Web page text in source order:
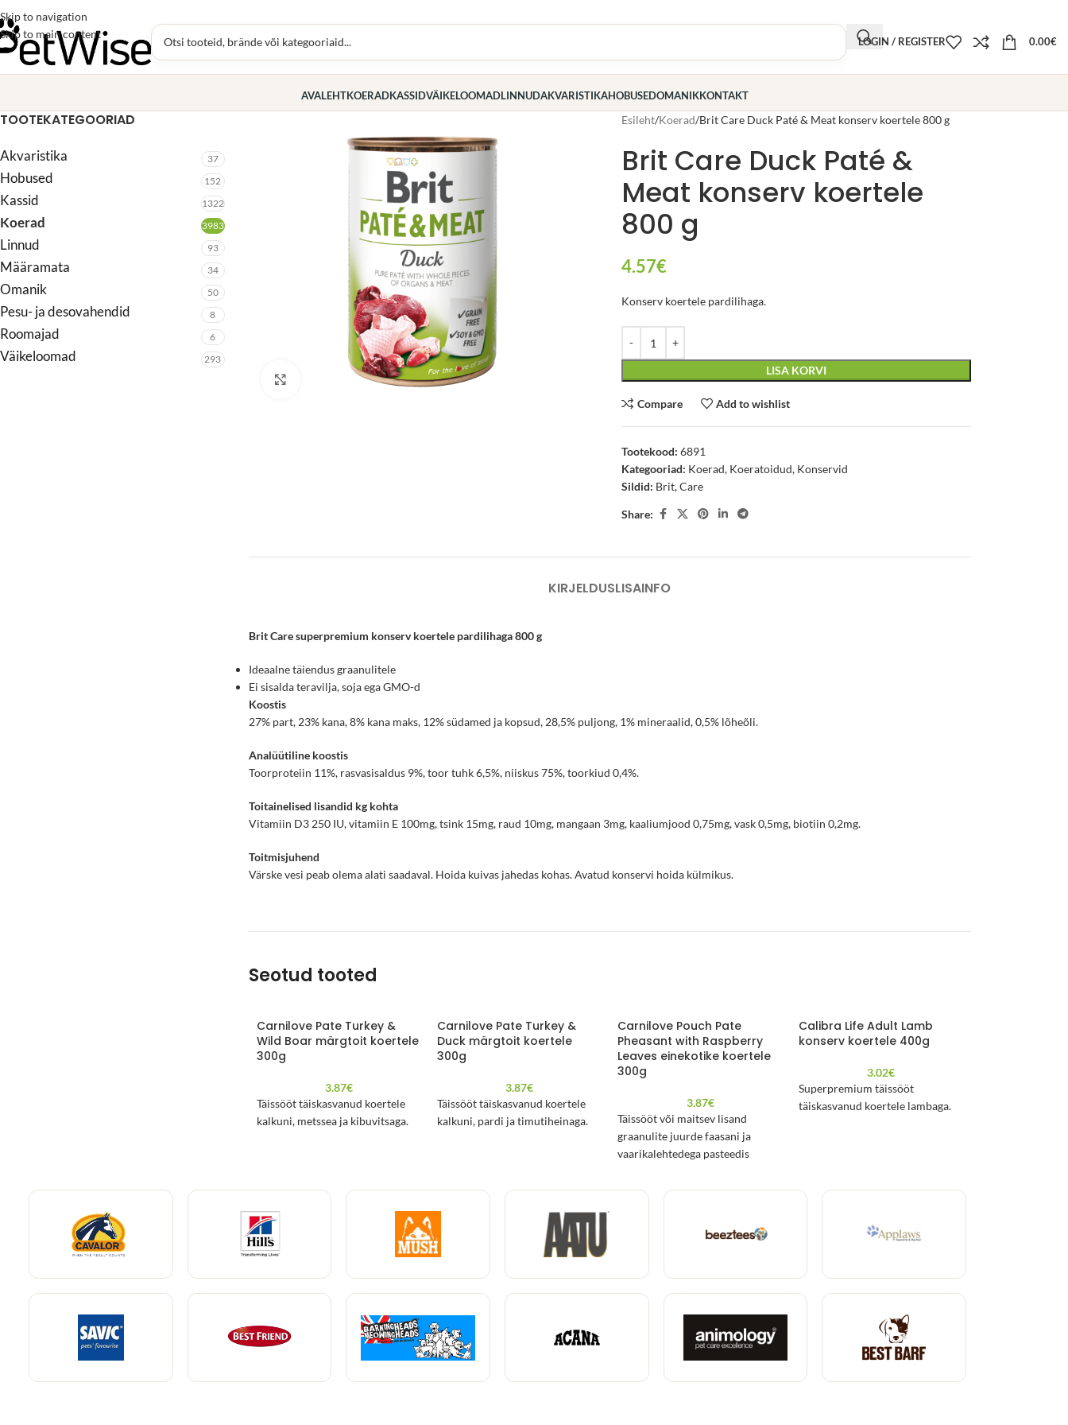
Skip to navigation
Skip to main content
LOGIN / REGISTER 0.00€
AVALEHTKOERADKASSIDVÄIKELOOMADLINNUDAKVARISTIKAHOBUSEDOMANIKKONTAKT
TOOTEKATEGOORIAD
Akvaristika 37
Hobused 152
Kassid 1322
Koerad 3983
Linnud 93
Määramata 34
Omanik 50
Pesu- ja desovahendid 8
Roomajad 6
Väikeloomad
293
Click to enlarge
Esileht Koerad Brit Care Duck Paté & Meat konserv koertele 800 g
Brit Care Duck Paté &
Meat konserv koertele
800 g
4.57€
Konserv koertele pardilihaga.
LISA KORVI
Compare Add to wishlist
Tootekood:6891
Kategooriad: Koerad, Koeratoidud, Konservid
Sildid: Brit,Care
Share:
KIRJELDUSLISAINFO
Brit Care superpremium konserv koertele pardilihaga 800 g
Ideaalne täiendus graanulitele
Ei sisalda teravilja, soja ega GMO-d
Koostis
27% part, 23% kana, 8% kana maks, 12% südamed ja kopsud, 28,5% puljong, 1% mineraalid, 0,5% lõheõli.
Analüütiline koostis
Toorproteiin 11%, rasvasisaldus 9%, toor tuhk 6,5%, niiskus 75%, toorkiud 0,4%.
Toitainelised lisandid kg kohta
Vitamiin D3 250 IU, vitamiin E 100mg, tsink 15mg, raud 10mg, mangaan 3mg, kaaliumjood 0,75mg, vask 0,5mg, biotiin 0,2mg.
Toitmisjuhend
Värske vesi peab olema alati saadaval. Hoida kuivas jahedas kohas. Avatud konservi hoida külmikus.
Seotud tooted
Carnilove Pate Turkey &
Wild Boar märgtoit koertele
300g
3.87€
Täissööt täiskasvanud koertele
kalkuni, metssea ja kibuvitsaga.
Carnilove Pate Turkey &
Duck märgtoit koertele
300g
3.87€
Täissööt täiskasvanud koertele
kalkuni, pardi ja timutiheinaga.
Carnilove Pouch Pate
Pheasant with Raspberry
Leaves einekotike koertele
300g
3.87€
Täissööt või maitsev lisand
graanulite juurde faasani ja
vaarikalehtedega pasteedis
Calibra Life Adult Lamb
konserv koertele 400g
3.02€
Superpremium täissööt
täiskasvanud koertele lambaga.